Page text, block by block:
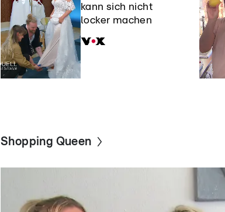
kann sich nicht
locker machen
Shopping Queen